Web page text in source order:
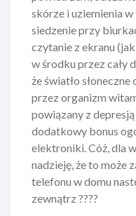
skórze i uziemienia
siedzenie przy
czytanie z ekranu
w środku przez cały
że światło
przez organizm
powiązany z
dodatkowy bonus
elektroniki. Cóż, dla
nadzieję, że to może
telefonu w domu
zewnątrz ????